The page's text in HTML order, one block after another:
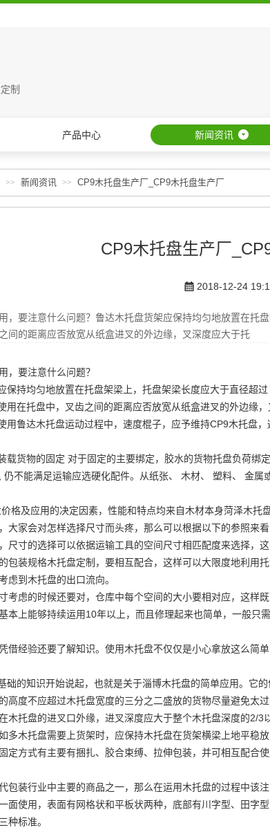
制
产品中心 新闻资讯
>> 新闻资讯 >> CP9木托盘生产厂_CP9木托盘生产厂
CP9木托盘生产厂
2018-12-24
，要注意什么问题？鲁达木托盘货架应保持均匀地放置在托
间的距离应否放宽从纸盒进叉的外边缘，叉深度应大于托
，要注意什么问题？
保持均匀地放置在托盘架梁上，托盘架梁长度应大于直径超过
用在托盘中，叉齿之间的距离应否放宽从纸盒进叉的外边缘，
用鲁达木托盘运动过程中，速度棍子，应予维持CP9木托盘
载货物的固定 对于固定的主要绑定，胶水的货物托盘负荷绑
不能满足运输应选硬化配件。从纸张、 木材、 塑料、 金属
格及应用的决定因素，性能和特点均来自木材本身菏泽木托
大家会对怎样选择尺寸而头疼，那么可以根据以下的参照来看
尺寸的选择可以依据运输工具的空间尺寸相匹配度来选择，
包装规格木托盘定制 ，要相互配合，这样可以大限度地利用
虑到木托盘的出口流向。
考虑的时候还要对，仓库中每个空间的大小要相对应，这样
本上能够持续运用10年以上，而且修理起来也简单，一般只
借经验还要了解知识。使用木托盘不仅仅是小心拿放这么简
础的知识开始说起，也就是关于淄博木托盘的简单应用。它
高度不应超过木托盘宽度的三分之二盛放的货物尽量避免太
木托盘的进叉口外缘，进叉深度应大于整个木托盘深度的2/
多木托盘需要上货架时，应保持木托盘在货架横梁上地平稳
定方式有主要有捆扎、胶合束缚、拉伸包装，并可相互配合使
包装行业中主要的商品之一，那么在运用木托盘的过程中该注
面使用，表面有网格状和平板状两种，底部有川字型、田字
种标准。